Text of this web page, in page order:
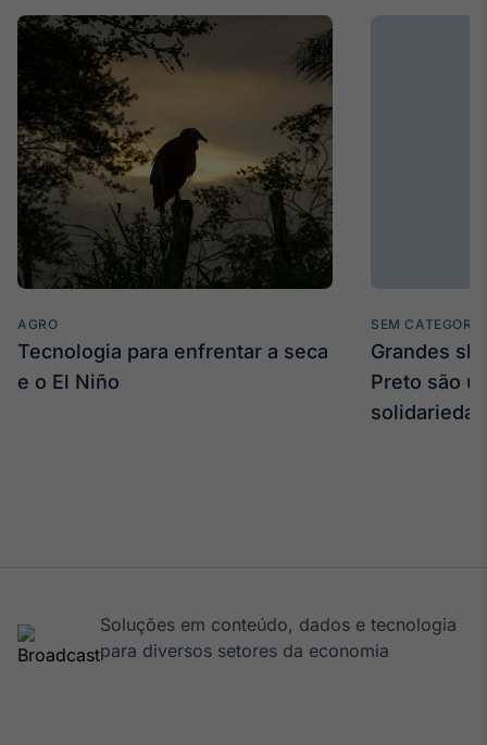
AGRO
Tecnologia para enfrentar a seca
e o El Niño
SEM CATEGORIA
Grandes
Preto são
Soluções em conteúdo, dados e tecnologia
para diversos setores da economia